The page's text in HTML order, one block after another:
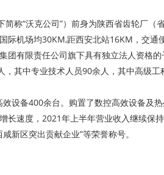
称“沃克公司”）前身为陕西省齿轮厂（
际机场均30KM,距西安北站16KM，交通便
有限责任公司旗下具有独立法人资格
其中专业技术人员90余人，其中高级
备400余台。购置了数控高效设备及
长速度，2021年上半年营业收入继续保
新区突出贡献企业”等荣誉称号。